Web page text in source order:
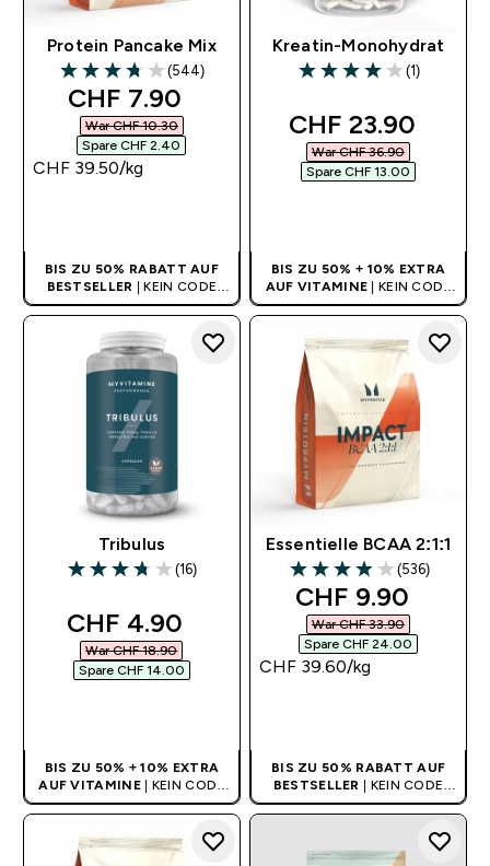
Protein Pancake Mix
3.73 out of 5 stars
(544)
discounted price
CHF 7.90‎
War CHF 10.30‎
Spare CHF 2.40‎
CHF 39.50‎/kg
BIS ZU 50% RABATT AUF
BESTSELLER
| KEIN CODE
BENÖTIGT
Kreatin-Monohydrat
4 out of 5 stars
(1)
discounted price
CHF 23.90‎
War CHF 36.90‎
Spare CHF 13.00‎
BIS ZU 50% + 10% EXTRA
AUF VITAMINE
| KEIN CODE
BENÖTIGT
Tribulus
3.75 out of 5 stars
(16)
discounted price
CHF 4.90‎
War CHF 18.90‎
Spare CHF 14.00‎
BIS ZU 50% + 10% EXTRA
AUF VITAMINE
| KEIN CODE
BENÖTIGT
Essentielle BCAA 2:1:1
3.93 out of 5 stars
(536)
discounted
CHF 9.90‎
War CHF 33.90‎
Spare CHF 24.00‎
CHF 39.60‎/kg
BIS ZU 50% RABATT AUF
BESTSELLER
| KEIN CODE
BENÖTIGT